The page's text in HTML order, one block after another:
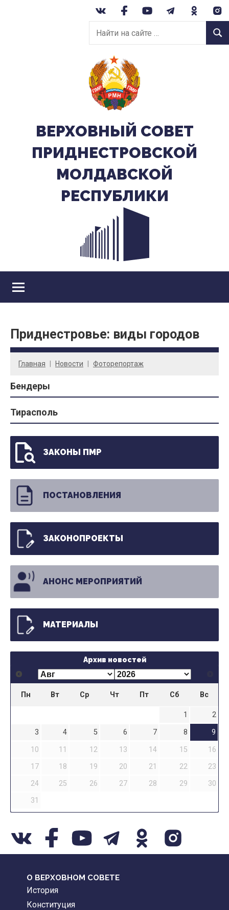
Найти
на
сайте:
ВЕРХОВНЫЙ CОВЕТ
ПРИДНЕСТРОВСКОЙ
МОЛДАВСКОЙ
РЕСПУБЛИКИ
Приднестровье: виды городов
Главная Новости Фоторепортаж
Бендеры
Тирасполь
ЗАКОНЫ ПМР
ПОСТАНОВЛЕНИЯ
ЗАКОНОПРОЕКТЫ
АНОНС МЕРОПРИЯТИЙ
МАТЕРИАЛЫ
Архив новостей
Пн Вт Ср Чт Пт Сб Вс
1
2
3
4 5 6 7 8
9
10
11 12 13 14 15
16
17
18 19 20 21 22
23
24
25 26 27 28 29
30
31
О ВЕРХОВНОМ СОВЕТЕ
История
Конституция